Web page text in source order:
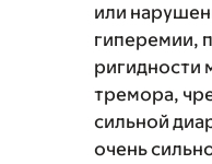
или
гиперемии,
ригидности
тремора,
сильной
очень